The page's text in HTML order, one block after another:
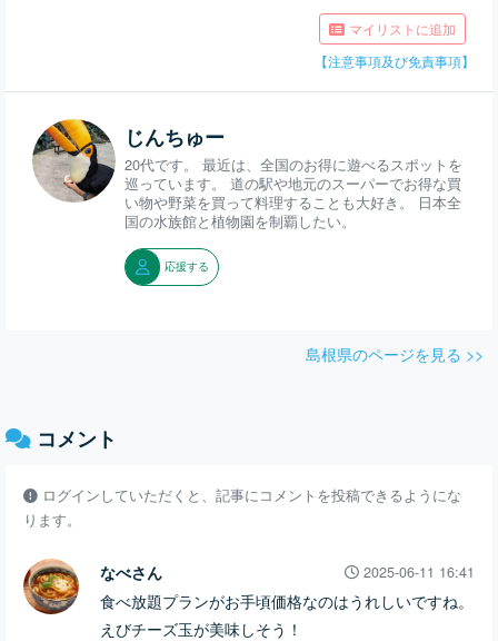
マイリストに追加
【注意事項及び免責事項】
じんちゅー
20代です。 最近は、全国のお得に遊べるスポットを
巡っています。 道の駅や地元のスーパーでお得な買
い物や野菜を買って料理することも大好き。 日本全
国の水族館と植物園を制覇したい。
応援する
島根県のページを見る >>
コメント
ログインしていただくと、記事にコメントを投稿できるようにな
ります。
なべさん 2025-06-11 16:41
食べ放題プランがお手頃価格なのはうれしいですね。
えびチーズ玉が美味しそう！